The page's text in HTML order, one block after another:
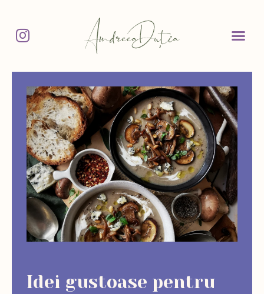
Idei gustoase pentru